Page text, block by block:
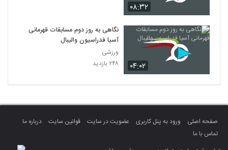
۰۸:۳۲
۰۴:۰۲
نگاهی به روز دوم مسابقات قهرمانی
آسیا فدراسیون والیبال
ورزشی
۲۴۸ بازدید
صفحه اصلی ورود به پنل کاربری عضویت در سایت قوانین سایت
درباره ما
تماس با ما